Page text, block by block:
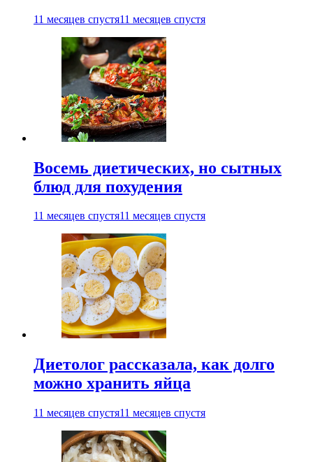
11 месяцев спустя11 месяцев спустя
Восемь диетических, но сытных
блюд для похудения
11 месяцев спустя11 месяцев спустя
Диетолог рассказала, как долго
можно хранить яйца
11 месяцев спустя11 месяцев спустя